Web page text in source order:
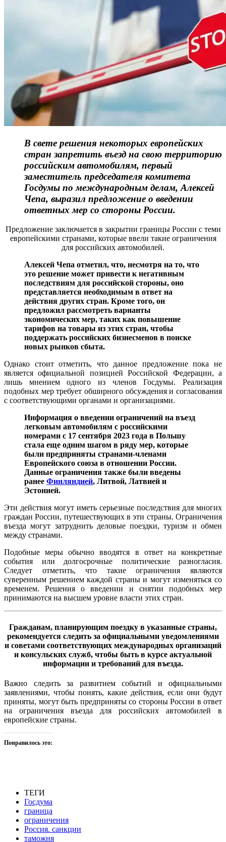
В свете решения некоторых европейских
стран запретить въезд на свою территорию
российским автомобилям, первый
заместитель председателя комитета
Госдумы по международным делам, Алексей
Чепа, выразил предложение о введении
ответных мер со стороны России.
Предложение заключается в закрытии границы России с теми
европейскими странами, которые ввели такие ограничения
для российских автомобилей.
Алексей Чепа отметил, что, несмотря на то, что
это решение может привести к негативным
последствиям для российской стороны, оно
представляется необходимым в ответ на
действия других стран. Кроме того, он
предложил рассмотреть варианты
экономических мер, таких как повышение
тарифов на товары из этих стран, чтобы
поддержать российских бизнесменов в поиске
новых рынков сбыта.
Однако стоит отметить, что данное предложение пока не
является официальной позицией Российской Федерации, а
лишь мнением одного из членов Госдумы. Реализация
подобных мер требует обширного обсуждения и согласования
с соответствующими органами и организациями.
Информация о введении ограничений на въезд
легковым автомобилям с российскими
номерами с 17 сентября 2023 года в Польшу
стала еще одним шагом в ряду мер, которые
были предприняты странами-членами
Европейского союза в отношении России.
Данные ограничения также были введены
ранее Финляндией, Литвой, Латвией и
Эстонией.
Эти действия могут иметь серьезные последствия для многих
граждан России, путешествующих в эти страны. Ограничения
въезда могут затруднить деловые поездки, туризм и обмен
между странами.
Подобные меры обычно вводятся в ответ на конкретные
события или долгосрочные политические разногласия.
Следует отметить, что такие ограничения являются
суверенным решением каждой страны и могут изменяться со
временем. Решения о введении и снятии подобных мер
принимаются на высшем уровне власти этих стран.
Гражданам, планирующим поездку в указанные страны,
рекомендуется следить за официальными уведомлениями
и советами соответствующих международных организаций
и консульских служб, чтобы быть в курсе актуальной
информации и требований для въезда.
Важно следить за развитием событий и официальными
заявлениями, чтобы понять, какие действия, если они будут
приняты, могут быть предприняты со стороны России в ответ
на ограничения въезда для российских автомобилей в
европейские страны.
Понравилось это:
ТЕГИ
Госдума
граница
ограничения
Россия. санкции
таможня